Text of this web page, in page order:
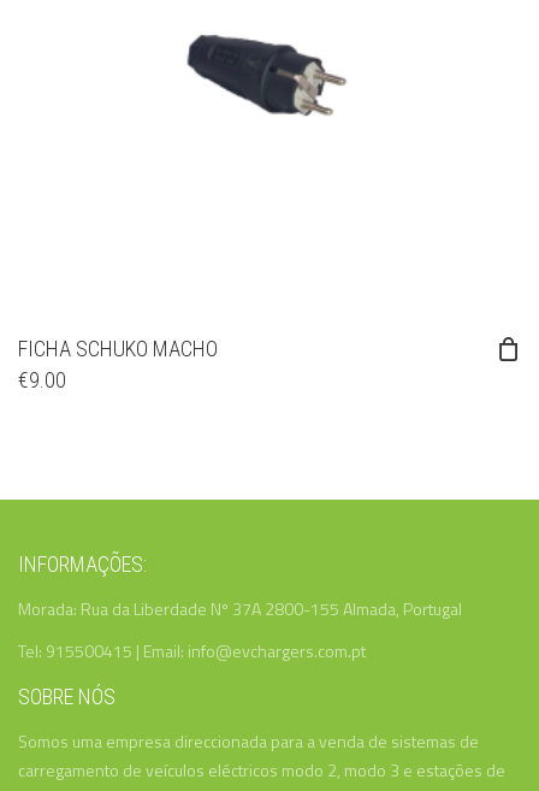
FICHA SCHUKO MACHO
€9.00
INFORMAÇÕES:
Morada: Rua da Liberdade Nº 37A 2800-155 Almada, Portugal
Tel: 915500415 | Email: info@evchargers.com.pt
SOBRE NÓS
Somos uma empresa direccionada para a venda de sistemas de
carregamento de veículos eléctricos modo 2, modo 3 e estações de